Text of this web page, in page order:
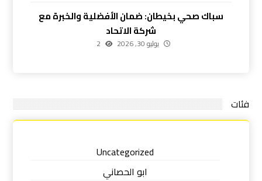
سباك صحي بخيطان: ضمان الأفضلية والخبرة مع
شركة الاتحاد
يوليو 30, 2026 2
فئات
Uncategorized
ابو الحصاني